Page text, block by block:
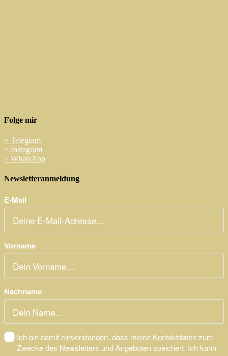
Folge mir
> Telegram
> Instagram
> WhatsApp
Newsletteranmeldung